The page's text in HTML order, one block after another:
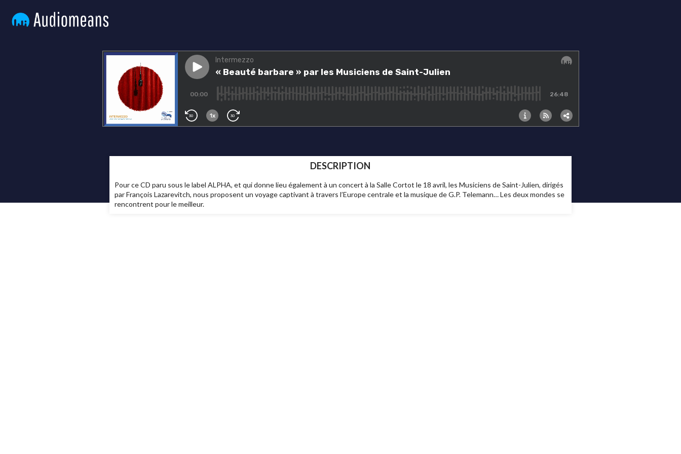
DESCRIPTION
Pour ce CD paru sous le label ALPHA, et qui donne lieu également à un concert à la Salle Cortot le 18 avril, les Musiciens de Saint-Julien, dirigés
par François Lazarevitch, nous proposent un voyage captivant à travers l’Europe centrale et la musique de G.P. Telemann… Les deux mondes se
rencontrent pour le meilleur.